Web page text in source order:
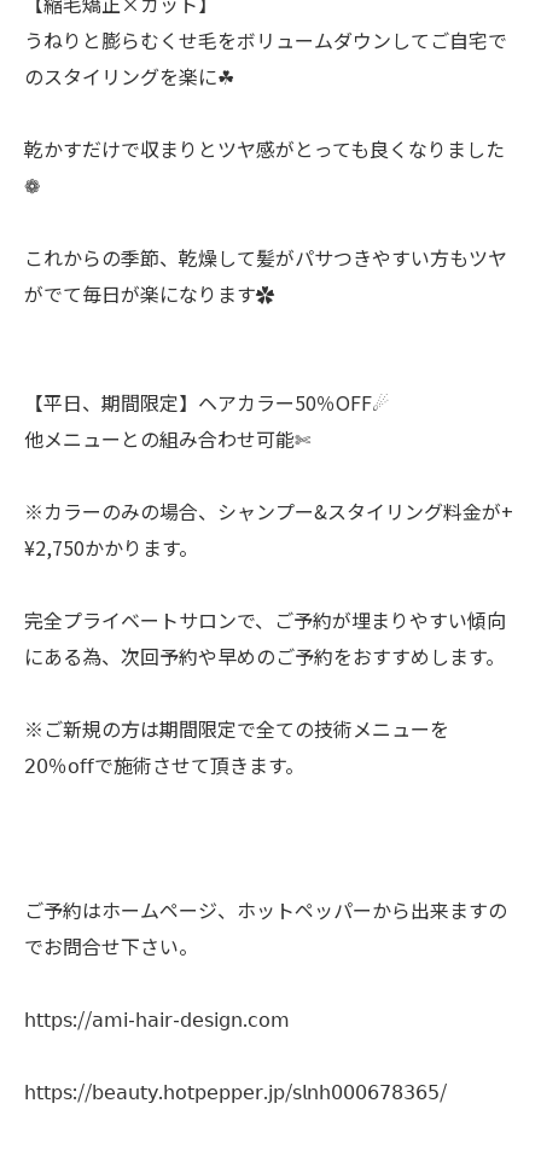
うねりと膨らむくせ毛をボリュームダウンしてご自宅で
のスタイリングを楽に☘︎
乾かすだけで収まりとツヤ感がとっても良くなりました
❁
これからの季節、乾燥して髪がパサつきやすい方もツヤ
がでて毎日が楽になります✿
【平日、期間限定】ヘアカラー50％OFF☄︎
他メニューとの組み合わせ可能✄
※カラーのみの場合、シャンプー&スタイリング料金が+
¥2,750かかります。
完全プライベートサロンで、ご予約が埋まりやすい傾向
にある為、次回予約や早めのご予約をおすすめします。
※ご新規の方は期間限定で全ての技術メニューを
𝟤𝟢％𝗈𝖿𝖿で施術させて頂きます。
ご予約はホームページ、ホットペッパーから出来ますの
でお問合せ下さい。
𝗁𝗍𝗍𝗉𝗌://𝖺𝗆𝗂-𝗁𝖺𝗂𝗋-𝖽𝖾𝗌𝗂𝗀𝗇.𝖼𝗈𝗆
𝗁𝗍𝗍𝗉𝗌://𝖻𝖾𝖺𝗎𝗍𝗒.𝗁𝗈𝗍𝗉𝖾𝗉𝗉𝖾𝗋.𝗃𝗉/𝗌𝗅𝗇𝗁𝟢𝟢𝟢𝟨𝟩𝟪𝟥𝟨𝟧/